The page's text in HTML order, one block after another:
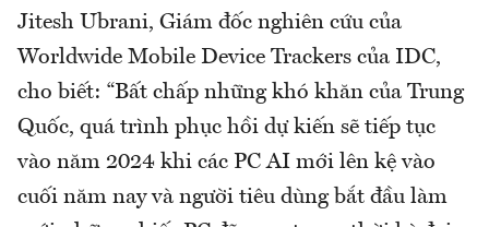
Jitesh Ubrani, Giám đốc nghiên cứu của
Worldwide Mobile Device Trackers của IDC,
cho biết: “Bất chấp những khó khăn của Trung
Quốc, quá trình phục hồi dự kiến sẽ tiếp tục
vào năm 2024 khi các PC AI mới lên kệ vào
cuối năm nay và người tiêu dùng bắt đầu làm